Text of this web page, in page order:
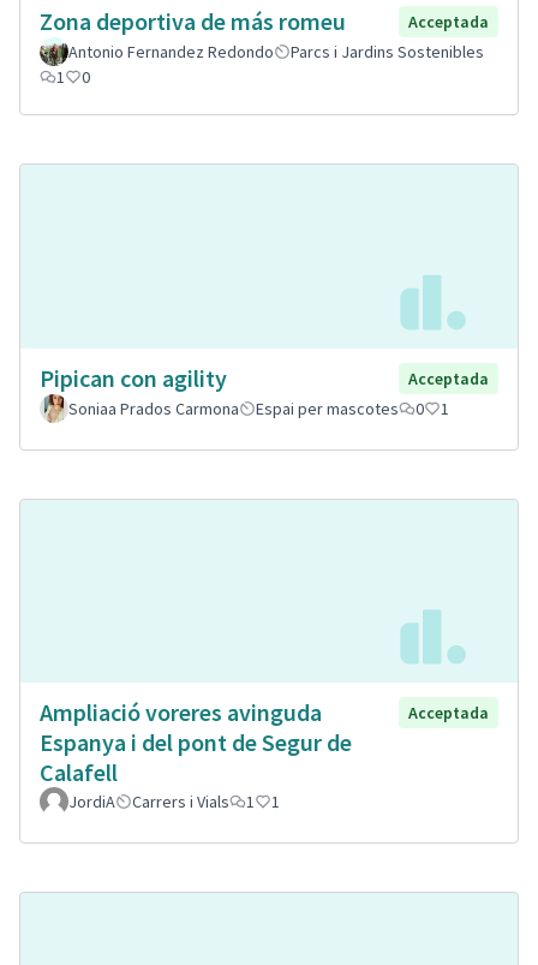
Zona deportiva de más romeu
Acceptada
Antonio Fernandez Redondo
Parcs i Jardins Sostenibles
1
0
Pipican con agility
Acceptada
Soniaa Prados Carmona
Espai per mascotes 0 1
Ampliació voreres avinguda
Espanya i del pont de Segur de
Calafell
Acceptada
JordiA Carrers i Vials 1 1